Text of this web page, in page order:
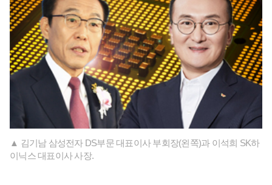
▲ 김기남 삼성전자 DS부문 대표이사 부회장(왼쪽)과 이석희 SK하
이닉스 대표이사 사장.